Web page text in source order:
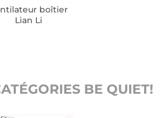
boîtier
Lian Li
BE QUIET!